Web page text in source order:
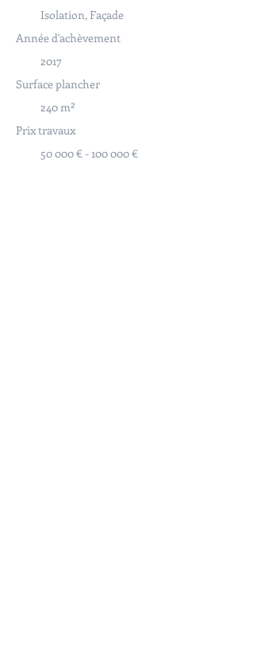
Isolation, Façade
Année d'achèvement
2017
Surface plancher
240 m²
Prix travaux
50 000 € - 100 000 €